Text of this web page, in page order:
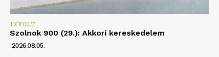
1XVOLT
Szolnok 900 (29.): Akkori kereskedelem
2026.08.05.